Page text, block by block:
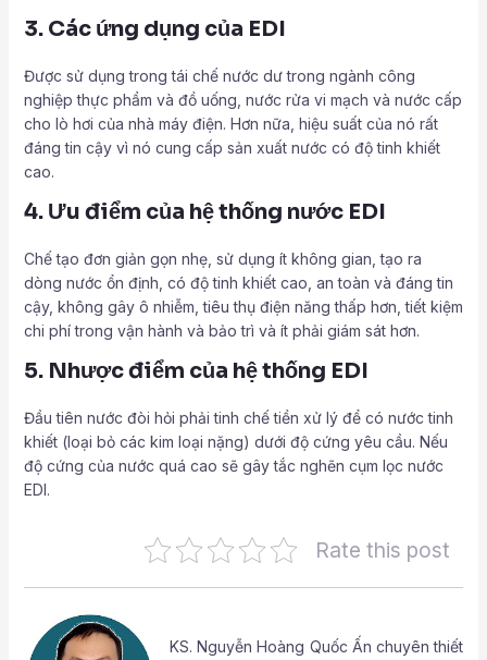
3. Các ứng dụng của EDI
Được sử dụng trong tái chế nước dư trong ngành công
nghiệp thực phẩm và đồ uống, nước rửa vi mạch và nước cấp
cho lò hơi của nhà máy điện. Hơn nữa, hiệu suất của nó rất
đáng tin cậy vì nó cung cấp sản xuất nước có độ tinh khiết
cao.
4. Ưu điểm của hệ thống nước EDI
Chế tạo đơn giản gọn nhẹ, sử dụng ít không gian, tạo ra
dòng nước ổn định, có độ tinh khiết cao, an toàn và đáng tin
cậy, không gây ô nhiễm, tiêu thụ điện năng thấp hơn, tiết kiệm
chi phí trong vận hành và bảo trì và ít phải giám sát hơn.
5. Nhược điểm của hệ thống EDI
Đầu tiên nước đòi hỏi phải tinh chế tiền xử lý để có nước tinh
khiết (loại bỏ các kim loại nặng) dưới độ cứng yêu cầu. Nếu
độ cứng của nước quá cao sẽ gây tắc nghẽn cụm lọc nước
EDI.
Rate this post
KS. Nguyễn Hoàng Quốc Ấnchuyên thiết